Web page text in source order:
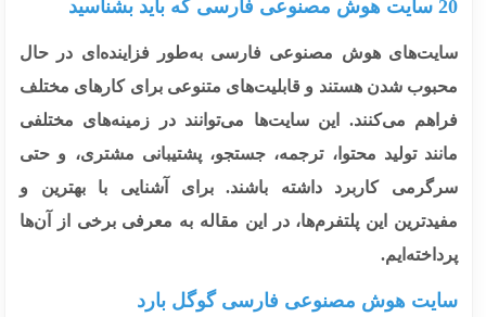
هوش مصنوعی فارسی به‌طور فزاینده‌ای در حال
شدن هستند و قابلیت‌های متنوعی برای کارهای مختلف
می‌کنند. این سایت‌ها می‌توانند در زمینه‌های مختلفی
تولید محتوا، ترجمه، جستجو، پشتیبانی مشتری، و حتی
کاربرد داشته باشند. برای آشنایی با بهترین و
این پلتفرم‌ها، در این مقاله به معرفی برخی از آن‌ها
هوش مصنوعی فارسی گوگل بارد